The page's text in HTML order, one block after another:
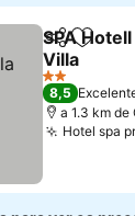
Partilhar
SPA
Villa
2 Estrelas
8,5
a 1.3 km
Hotel spa